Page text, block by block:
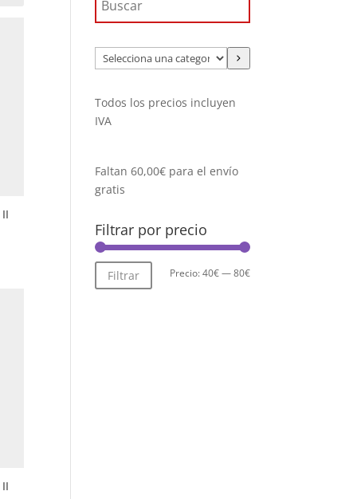
Selecciona
una
Todos los precios incluyen
IVA
Faltan60,00€ para el envío
gratis
Filtrar por precio
Precio
Precio
Filtrar Precio:40€—80€